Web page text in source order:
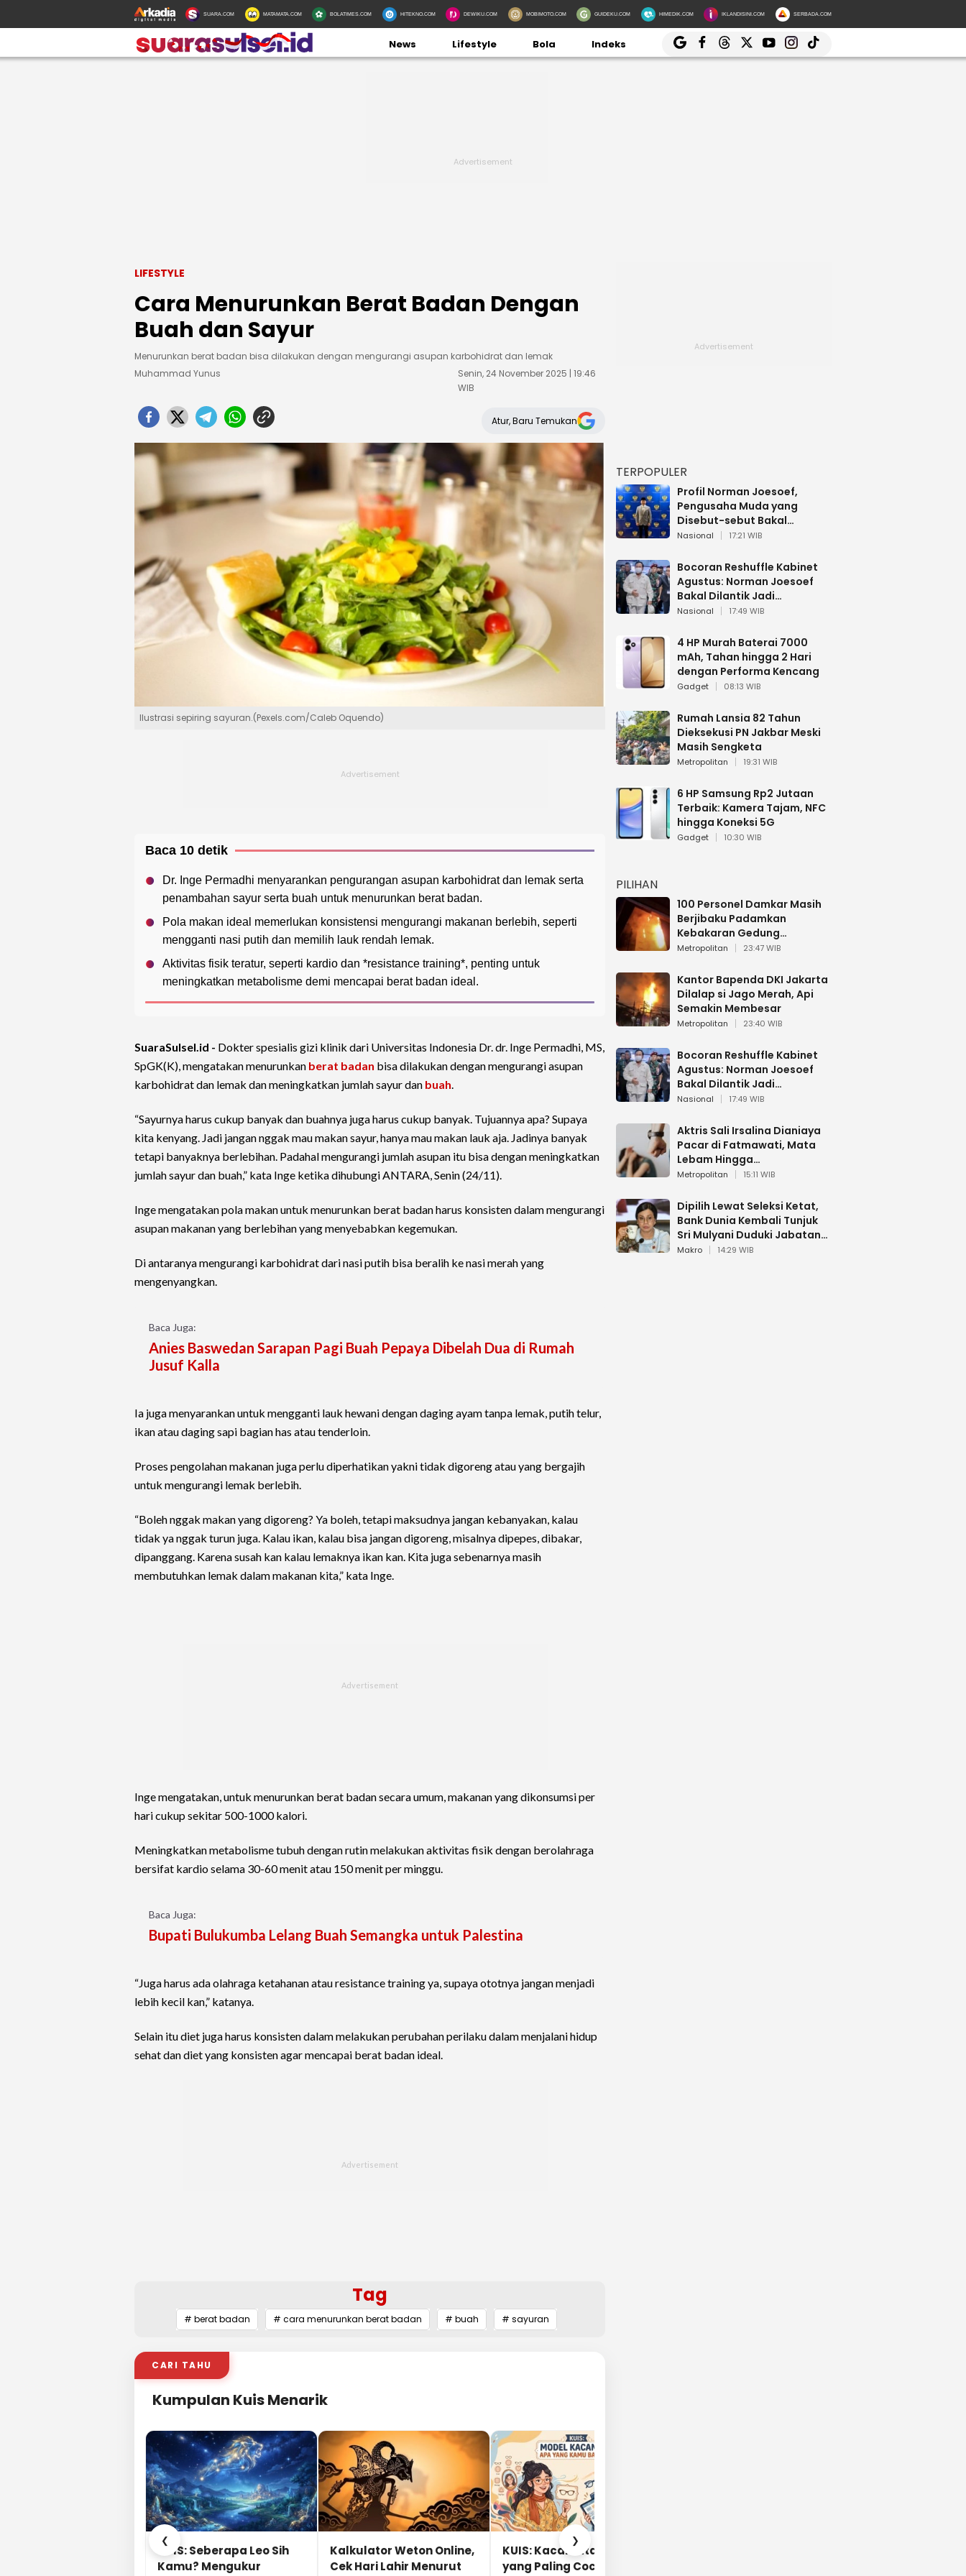
SUARA.COM MATAMATA.COM BOLATIMES.COM HITEKNO.COM DEWIKU.COM MOBIMOTO.COM GUIDEKU.COM HIMEDIK.COM IKLANDISINI.COM SERBADA.COM
News Lifestyle Bola Indeks
LIFESTYLE
Cara Menurunkan Berat Badan Dengan
Buah dan Sayur
Menurunkan berat badan bisa dilakukan dengan mengurangi asupan karbohidrat dan lemak
Muhammad Yunus
Senin, 24 November 2025 | 19:46
WIB
Atur, Baru Temukan
Ilustrasi sepiring sayuran.(Pexels.com/Caleb Oquendo)
Baca 10 detik
Dr. Inge Permadhi menyarankan pengurangan asupan karbohidrat dan lemak serta
penambahan sayur serta buah untuk menurunkan berat badan.
Pola makan ideal memerlukan konsistensi mengurangi makanan berlebih, seperti
mengganti nasi putih dan memilih lauk rendah lemak.
Aktivitas fisik teratur, seperti kardio dan *resistance training*, penting untuk
meningkatkan metabolisme demi mencapai berat badan ideal.
SuaraSulsel.id - Dokter spesialis gizi klinik dari Universitas Indonesia Dr. dr. Inge Permadhi, MS,
SpGK(K), mengatakan menurunkan berat badan bisa dilakukan dengan mengurangi asupan
karbohidrat dan lemak dan meningkatkan jumlah sayur dan buah.
“Sayurnya harus cukup banyak dan buahnya juga harus cukup banyak. Tujuannya apa? Supaya
kita kenyang. Jadi jangan nggak mau makan sayur, hanya mau makan lauk aja. Jadinya banyak
tetapi banyaknya berlebihan. Padahal mengurangi jumlah asupan itu bisa dengan meningkatkan
jumlah sayur dan buah,” kata Inge ketika dihubungi ANTARA, Senin (24/11).
Inge mengatakan pola makan untuk menurunkan berat badan harus konsisten dalam mengurangi
asupan makanan yang berlebihan yang menyebabkan kegemukan.
Di antaranya mengurangi karbohidrat dari nasi putih bisa beralih ke nasi merah yang
mengenyangkan.
Baca Juga:
Anies Baswedan Sarapan Pagi Buah Pepaya Dibelah Dua di Rumah
Jusuf Kalla
Ia juga menyarankan untuk mengganti lauk hewani dengan daging ayam tanpa lemak, putih telur,
ikan atau daging sapi bagian has atau tenderloin.
Proses pengolahan makanan juga perlu diperhatikan yakni tidak digoreng atau yang bergajih
untuk mengurangi lemak berlebih.
“Boleh nggak makan yang digoreng? Ya boleh, tetapi maksudnya jangan kebanyakan, kalau
tidak ya nggak turun juga. Kalau ikan, kalau bisa jangan digoreng, misalnya dipepes, dibakar,
dipanggang. Karena susah kan kalau lemaknya ikan kan. Kita juga sebenarnya masih
membutuhkan lemak dalam makanan kita,” kata Inge.
Inge mengatakan, untuk menurunkan berat badan secara umum, makanan yang dikonsumsi per
hari cukup sekitar 500-1000 kalori.
Meningkatkan metabolisme tubuh dengan rutin melakukan aktivitas fisik dengan berolahraga
bersifat kardio selama 30-60 menit atau 150 menit per minggu.
Baca Juga:
Bupati Bulukumba Lelang Buah Semangka untuk Palestina
“Juga harus ada olahraga ketahanan atau resistance training ya, supaya ototnya jangan menjadi
lebih kecil kan,” katanya.
Selain itu diet juga harus konsisten dalam melakukan perubahan perilaku dalam menjalani hidup
sehat dan diet yang konsisten agar mencapai berat badan ideal.
Tag
# berat badan # cara menurunkan berat badan # buah # sayuran
CARI TAHU
Kumpulan Kuis Menarik
❮
KUIS: Seberapa Leo Sih
Kamu? Mengukur
Kalkulator Weton Online,
Cek Hari Lahir Menurut
KUIS: Kacamata Apa
yang Paling Cocok
❯
TERPOPULER
Profil Norman Joesoef,
Pengusaha Muda yang
Disebut-sebut Bakal
Dilantik Jadi Wamenhan RI
Nasional 17:21 WIB
Bocoran Reshuffle Kabinet
Agustus: Norman Joesoef
Bakal Dilantik Jadi
Wamenhan RI
Nasional 17:49 WIB
4 HP Murah Baterai 7000
mAh, Tahan hingga 2 Hari
dengan Performa Kencang
Gadget 08:13 WIB
Rumah Lansia 82 Tahun
Dieksekusi PN Jakbar Meski
Masih Sengketa
Metropolitan 19:31 WIB
6 HP Samsung Rp2 Jutaan
Terbaik: Kamera Tajam, NFC
hingga Koneksi 5G
Gadget 10:30 WIB
PILIHAN
100 Personel Damkar Masih
Berjibaku Padamkan
Kebakaran Gedung
Bapenda DKI
Metropolitan 23:47 WIB
Kantor Bapenda DKI Jakarta
Dilalap si Jago Merah, Api
Semakin Membesar
Metropolitan 23:40 WIB
Bocoran Reshuffle Kabinet
Agustus: Norman Joesoef
Bakal Dilantik Jadi
Wamenhan RI
Nasional 17:49 WIB
Aktris Sali Irsalina Dianiaya
Pacar di Fatmawati, Mata
Lebam Hingga
Diselamatkan Polantas
Metropolitan 15:11 WIB
Dipilih Lewat Seleksi Ketat,
Bank Dunia Kembali Tunjuk
Sri Mulyani Duduki Jabatan
Strategis
Makro 14:29 WIB